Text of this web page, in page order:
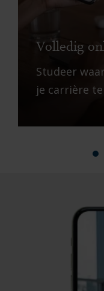
Volledig
Studeer
je carrière